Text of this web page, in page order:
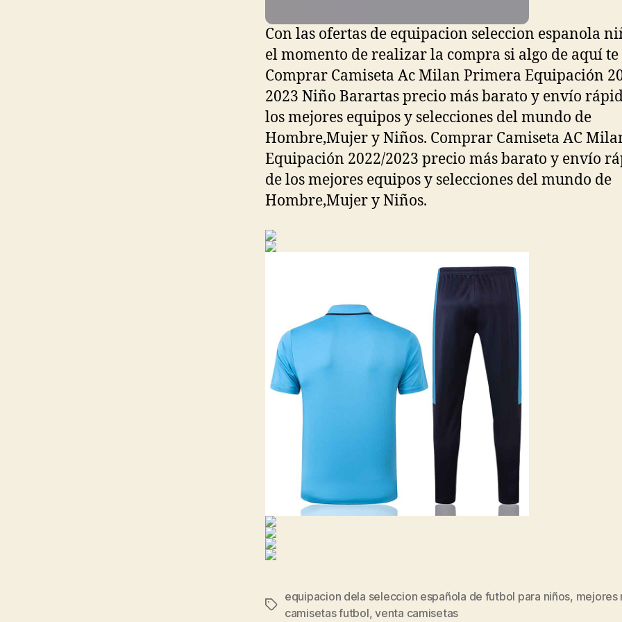
Con las ofertas de equipacion seleccion espanola
el momento de realizar la compra si algo de aquí te
Comprar Camiseta Ac Milan Primera Equipación
2023 Niño Barartas precio más barato y envío
los mejores equipos y selecciones del mundo de
Hombre,Mujer y Niños. Comprar Camiseta AC
Equipación 2022/2023 precio más barato y envío
de los mejores equipos y selecciones del mundo de
Hombre,Mujer y Niños.
Etiquetas
equipacion dela seleccion española de futbol para niños, mejores
camisetas futbol,venta camisetas